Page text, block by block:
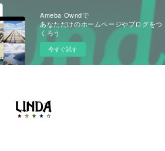
Ameba Owndで
あなただけのホームページやブログをつ
くろう
今すぐ試す